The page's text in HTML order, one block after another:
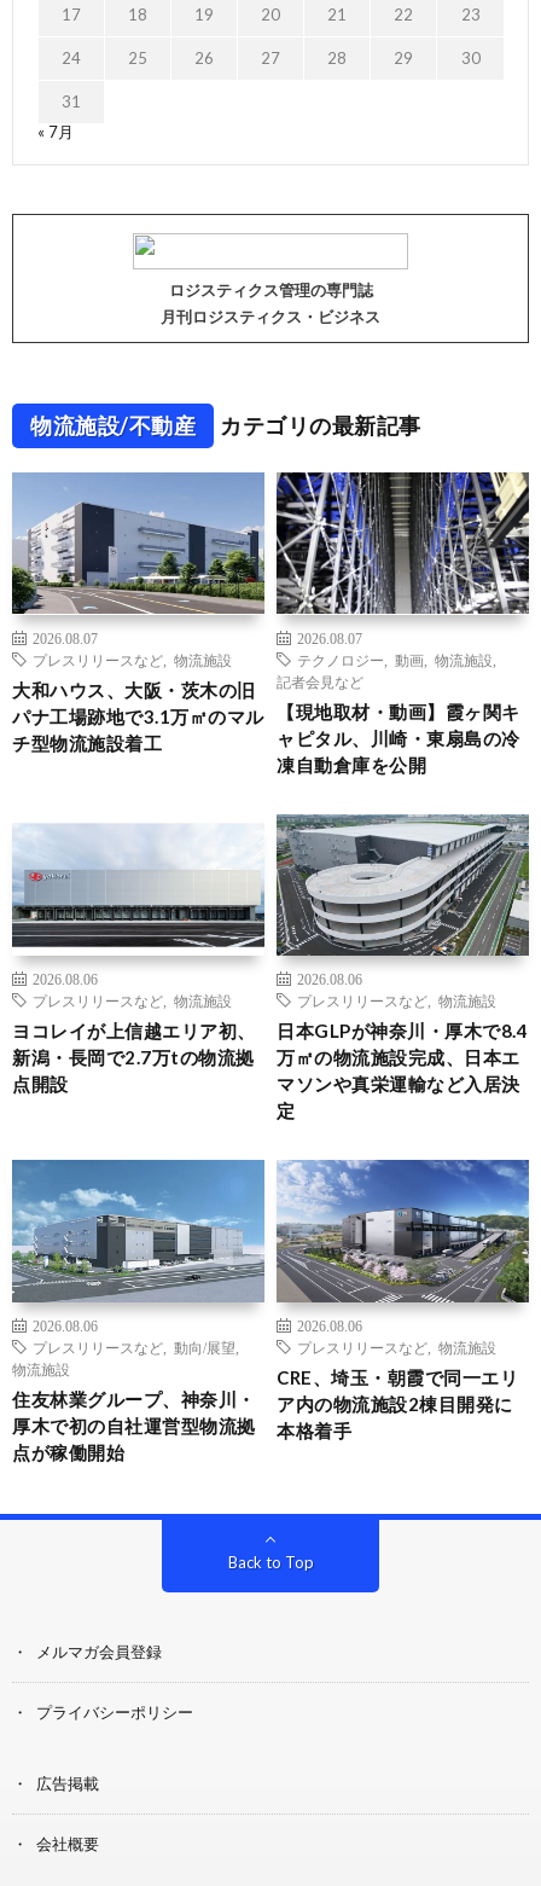
17 18 19 20 21 22 23
24 25 26 27 28 29 30
31
« 7月
ロジスティクス管理の専門誌
月刊ロジスティクス・ビジネス
物流施設/不動産 カテゴリの最新記事
2026.08.07
プレスリリースなど
物流施設
大和ハウス、大阪・茨木の旧
パナ工場跡地で3.1万㎡のマル
チ型物流施設着工
2026.08.07
テクノロジー
動画 物流施設
記者会見など
【現地取材・動画】霞ヶ関キ
ャピタル、川崎・東扇島の冷
凍自動倉庫を公開
2026.08.06
プレスリリースなど
物流施設
ヨコレイが上信越エリア初、
新潟・長岡で2.7万tの物流拠
点開設
2026.08.06
プレスリリースなど
物流施設
日本GLPが神奈川・厚木で8.4
万㎡の物流施設完成、日本エ
マソンや真栄運輸など入居決
定
2026.08.06
プレスリリースなど
動向/展望
物流施設
住友林業グループ、神奈川・
厚木で初の自社運営型物流拠
点が稼働開始
2026.08.06
プレスリリースなど
物流施設
CRE、埼玉・朝霞で同一エリ
ア内の物流施設2棟目開発に
本格着手
Back to Top
メルマガ会員登録
プライバシーポリシー
広告掲載
会社概要